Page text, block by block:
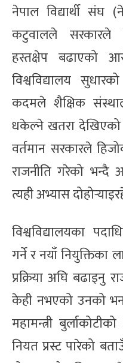
नेपाल विद्यार्थी
कटुवालले सरकारले
हस्तक्षेप बढाएको
विश्वविद्यालय
कदमले शैक्षिक
धकेल्ने खतरा
वर्तमान सरकारले
राजनीति गरेको
त्यही अभ्यास
विश्वविद्यालयका
गर्ने र नयाँ नियुक्तिका
प्रक्रिया अघि बढाइनु
केही नभएको उनको
महामन्त्री
नियत प्रस्ट पारेको